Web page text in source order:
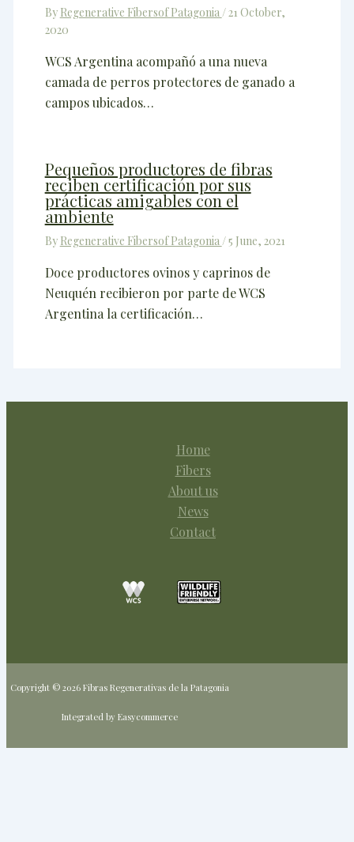
By Regenerative Fibersof Patagonia/21 October,
2020
WCS Argentina acompañó a una nueva
camada de perros protectores de ganado a
campos ubicados…
Pequeños productores de fibras
reciben certificación por sus
prácticas amigables con el
ambiente
By Regenerative Fibersof Patagonia/5 June, 2021
Doce productores ovinos y caprinos de
Neuquén recibieron por parte de WCS
Argentina la certificación…
Home
Fibers
About us
News
Contact
Copyright © 2026 Fibras Regenerativas de la Patagonia
Integrated by Easycommerce